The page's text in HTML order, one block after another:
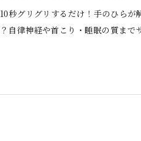
秒グリグリするだけ！手のひらが
自律神経や首こり・睡眠の質まで